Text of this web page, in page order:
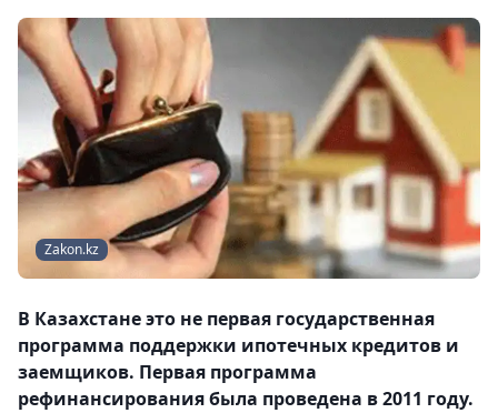
Zakon.kz
В Казахстане это не первая государственная
программа поддержки ипотечных кредитов и
заемщиков. Первая программа
рефинансирования была проведена в 2011 году.